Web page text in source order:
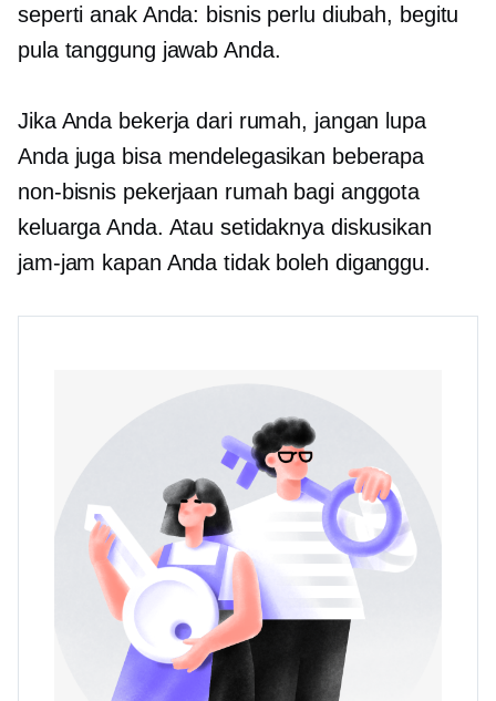
seperti anak Anda: bisnis perlu diubah, begitu
pula tanggung jawab Anda.
Jika Anda bekerja dari rumah, jangan lupa
Anda juga bisa mendelegasikan beberapa
non-bisnis pekerjaan rumah bagi anggota
keluarga Anda. Atau setidaknya diskusikan
jam-jam kapan Anda tidak boleh diganggu.